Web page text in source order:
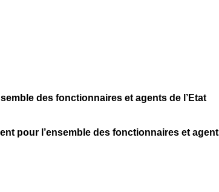
des fonctionnaires et agents de l’Etat
pour l’ensemble des fonctionnaires et